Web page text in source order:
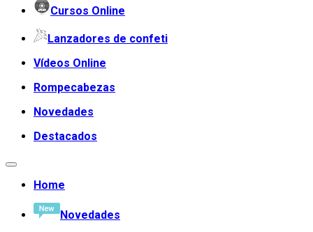
Cursos Online
Lanzadores de confeti
Vídeos Online
Rompecabezas
Novedades
Destacados
Home
Novedades